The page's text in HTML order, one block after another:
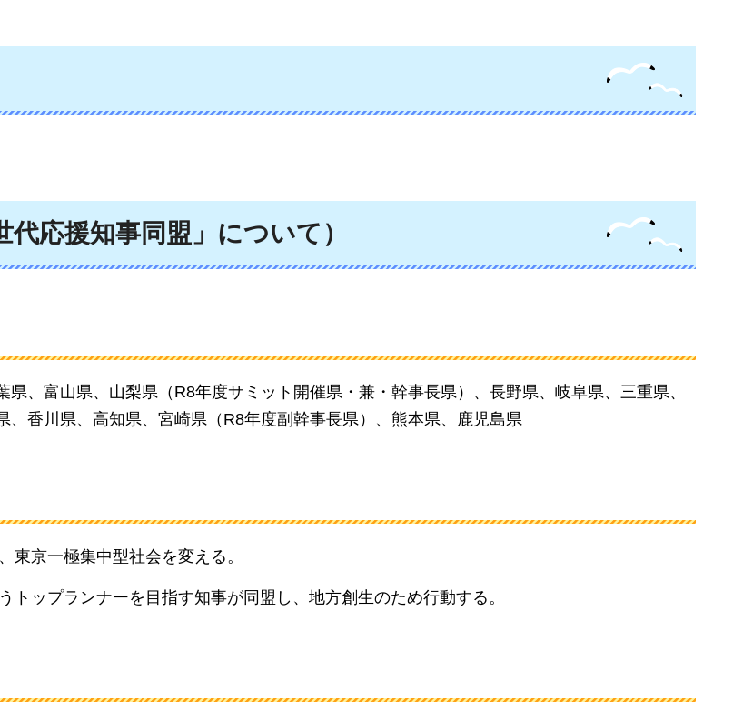
応援知事同盟」について）
、富山県、山梨県（R8年度サミット開催県・兼・幹事長県）、長野県、岐阜県、三重県、
香川県、高知県、宮崎県（R8年度副幹事長県）、熊本県、鹿児島県
東京一極集中型社会を変える。
ップランナーを目指す知事が同盟し、地方創生のため行動する。